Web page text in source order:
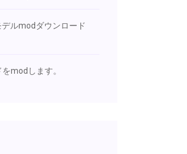
ルmodダウンロード
modします。